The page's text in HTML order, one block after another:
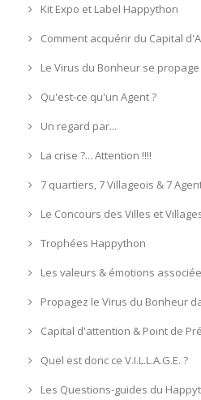
Kit Expo et Label Happython
Comment acquérir du Capital
Le Virus du Bonheur se
Qu'est-ce qu'un Agent ?
Un regard par...
La crise ?... Attention !!!!
7 quartiers, 7 Villageois & 7
Le Concours des Villes et
Trophées Happython
Les valeurs & émotions
Propagez le Virus du Bonheur
Capital d'attention & Point de
Quel est donc ce V.I.L.L.A.G.E. ?
Les Questions-guides du